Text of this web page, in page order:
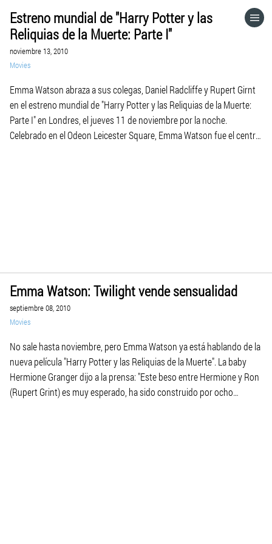
Estreno mundial de "Harry Potter y las
Reliquias de la Muerte: Parte I"
noviembre 13, 2010
Movies
Emma Watson abraza a sus colegas, Daniel Radcliffe y Rupert Girnt
en el estreno mundial de "Harry Potter y las Reliquias de la Muerte:
Parte I" en Londres, el jueves 11 de noviembre por la noche.
Celebrado en el Odeon Leicester Square, Emma Watson fue el centro
Emma Watson: Twilight vende sensualidad
septiembre 08, 2010
Movies
No sale hasta noviembre, pero Emma Watson ya está hablando de la
nueva película "Harry Potter y las Reliquias de la Muerte". La baby
Hermione Granger dijo a la prensa: "Este beso entre Hermione y Ron
(Rupert Grint) es muy esperado, ha sido construido por ocho
HOME
IR A
VISITA EL SITIO WEB